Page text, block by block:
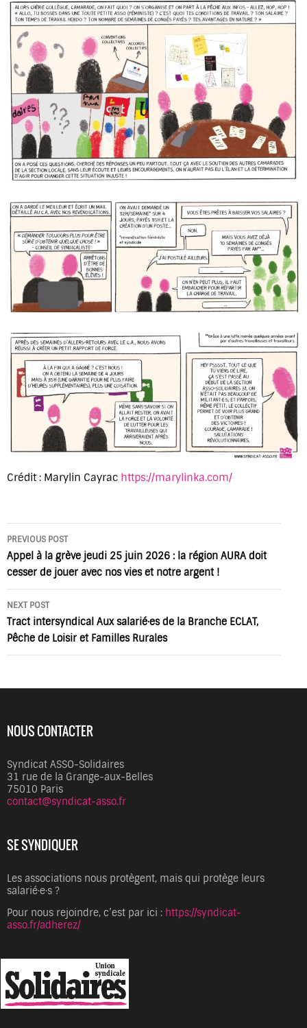
Crédit : Marylin Cayrac https://marylinka.com/
Post
navigation
PREVIOUS POST
Appel à la grève jeudi 25 juin 2026 : la région AURA doit
cesser de jouer avec nos vies et notre argent !
NEXT POST
Tract intersyndical Aux salarié·es de la Branche ECLAT,
Pêche de Loisir et Familles Rurales
NOUS CONTACTER
Syndicat ASSO-Solidaires
31 rue de la Grange-aux-Belles
75010 Paris
contact@syndicat-asso.fr
SE SYNDIQUER
Les associations nous protègent, mais qui protège leurs
salarié·e·s ?
Pour nous rejoindre, c’est par ici : https://syndicat-
asso.fr/adherez/